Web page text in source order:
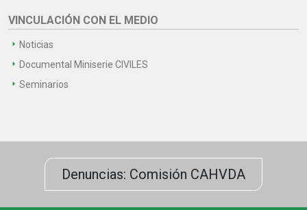
VINCULACIÓN CON EL MEDIO
Noticias
Documental Miniserie CIVILES
Seminarios
Denuncias: Comisión CAHVDA